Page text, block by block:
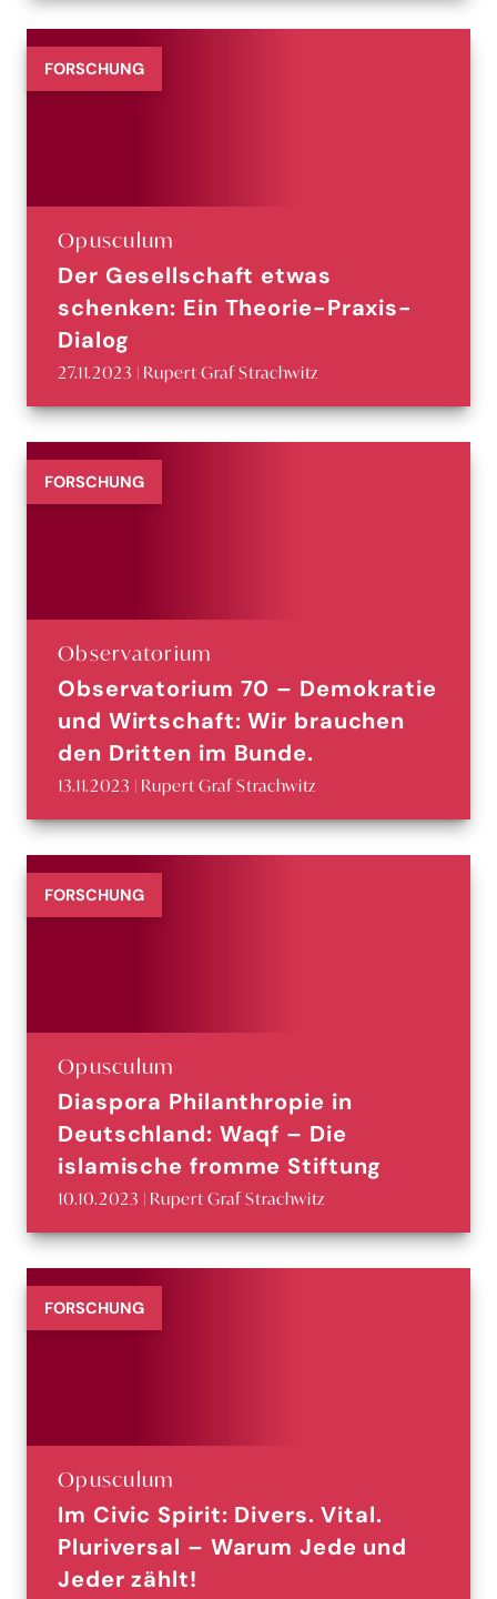
FORSCHUNG
Opusculum
Der Gesellschaft etwas
schenken: Ein Theorie-Praxis-
Dialog
27.11.2023 | Rupert Graf Strachwitz
FORSCHUNG
Observatorium
Observatorium 70 – Demokratie
und Wirtschaft: Wir brauchen
den Dritten im Bunde.
13.11.2023 | Rupert Graf Strachwitz
FORSCHUNG
Opusculum
Diaspora Philanthropie in
Deutschland: Waqf – Die
islamische fromme Stiftung
10.10.2023 | Rupert Graf Strachwitz
FORSCHUNG
Opusculum
Im Civic Spirit: Divers. Vital.
Pluriversal – Warum Jede und
Jeder zählt!